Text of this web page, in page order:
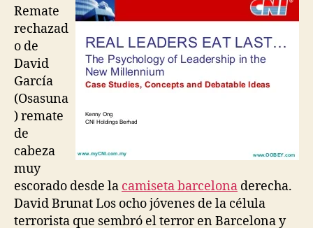
Remate
rechazad
o de
David
García
(Osasuna
) remate
de
cabeza
muy
escorado desde la camiseta barcelona derecha.
David Brunat Los ocho jóvenes de la célula
terrorista que sembró el terror en Barcelona y